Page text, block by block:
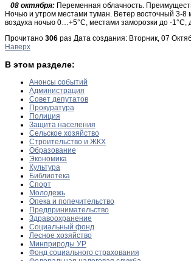
08 октября: Переменная облачность.
Ночью и утром местами туман. Ветер восточный 3-8
воздуха ночью 0…+5°С, местами заморозки до -
Прочитано 306 раз Дата создания: Вторник, 07
Наверх
В этом разделе:
Анонсы событий
Администрация
Совет депутатов
Прокуратура
Полиция
Защита населения
Сельское хозяйство
Строительство и ЖКХ
Образование
Экономика
Культура
Библиотека
Спорт
Молодежь
Опека и попечительство
Предпринимательство
Здравоохранение
Социальный фонд
Лесное хозяйство
Минприроды УР
Фонд социального страхования